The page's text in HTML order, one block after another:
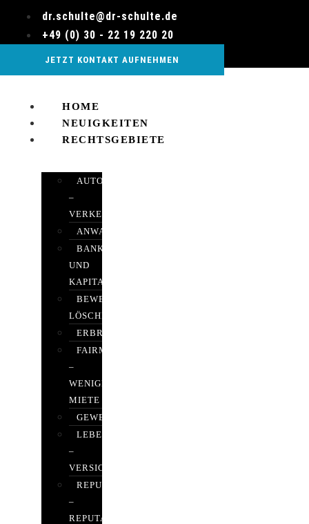
wechseln
dr.schulte@dr-schulte.de
+49 (0) 30 - 22 19 220 20
JETZT KONTAKT AUFNEHMEN
HOME
NEUIGKEITEN
RECHTSGEBIETE
AUTOBETRUG
–
VERKEHRSRECHT
ANWALTSHAFTUNGSRECHT
BANK-
UND
KAPITALMARKTRECHT
BEWERTUNGEN
LÖSCHEN
ERBRECHT
FAIRMIETEN
–
WENIGER
MIETE
GEWERBERECHT
LEBENSVERSICHERUNG
–
VERSICHERUNGSRECHT
REPUTATIONSRECHT
–
REPUTATIONSMANAGEMENT